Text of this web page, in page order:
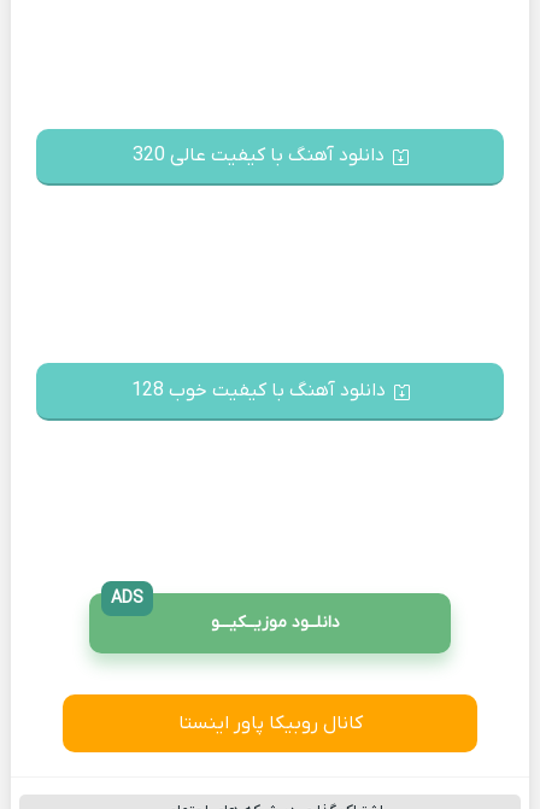
دانلود آهنگ با کیفیت عالی 320
دانلود آهنگ با کیفیت خوب 128
دانلــود موزیــکیـــو
ADS
کانال روبیکا پاور اینستا